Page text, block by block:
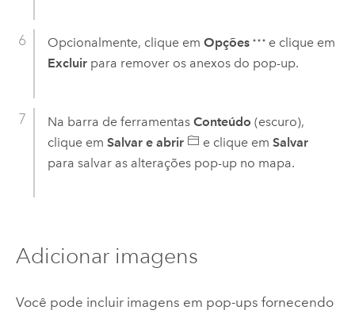
Opcionalmente, clique em Opções
e clique em
Excluirpara remover os anexos do pop-up.
Na barra de ferramentas Conteúdo (escuro),
clique em Salvar e abrir e clique em Salvar
para salvar as alterações pop-up no mapa.
Adicionar imagens
Você pode incluir imagens em pop-ups fornecendo